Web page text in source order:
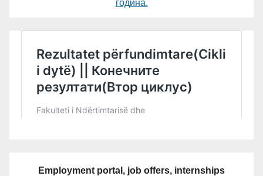
година.
Employment portal, job offers, internships